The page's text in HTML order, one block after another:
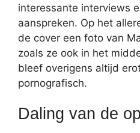
interessante interviews
aanspreken. Op het
de cover een foto van
zoals ze ook in het
bleef overigens altijd
pornografisch.
Daling van de